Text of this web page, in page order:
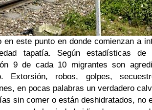
en este punto en donde comienzan a
tapatía. Según estadísticas de
9 de cada 10 migrantes son
Extorsión, robos, golpes,
en pocas palabras un verdadero
sin comer o están deshidratados, no